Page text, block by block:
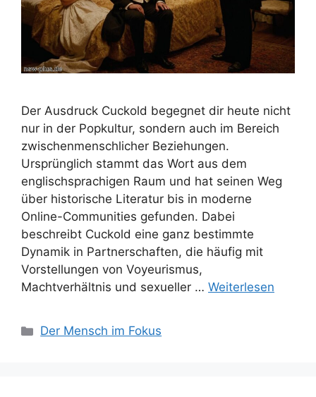
Der Ausdruck Cuckold begegnet dir heute nicht
nur in der Popkultur, sondern auch im Bereich
zwischenmenschlicher Beziehungen.
Ursprünglich stammt das Wort aus dem
englischsprachigen Raum und hat seinen Weg
über historische Literatur bis in moderne
Online-Communities gefunden. Dabei
beschreibt Cuckold eine ganz bestimmte
Dynamik in Partnerschaften, die häufig mit
Vorstellungen von Voyeurismus,
Machtverhältnis und sexueller … Weiterlesen
Kategorien
Der Mensch im Fokus